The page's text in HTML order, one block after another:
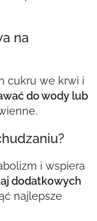
na
cukru we krwi i
do wody lub
i wspiera
dodatkowych
najlepsze